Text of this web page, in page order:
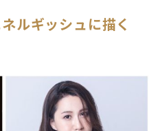
ルギッシュに描く